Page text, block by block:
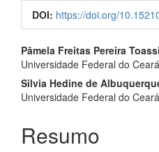
DOI: https://doi.org/
Pâmela Freitas Pereira Toassi
Universidade Federal do Ceará
Silvia Hedine de
Universidade Federal do Ceará
Resumo